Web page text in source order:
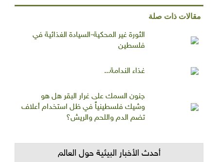
مقالات ذات صلة
الثورة غير المحكية-السيادة الغذائية في
فلسطين
غذاء الندامة...
جنون السمك على غرار البقر هل هو
وشيك فلسطينياً في ظل استخدام أعلاف
تضم الدم واللحم والريش؟
أحدث الأخبار البيئية حول العالم